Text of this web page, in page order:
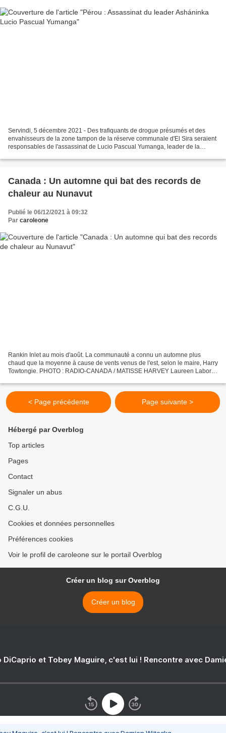
Servindi, 5 décembre 2021 - Des trafiquants de drogue présumés et des
envahisseurs de la zone tampon de la réserve communale d'El Sira seraient
responsables de l'assassinat de Lucio Pascual Yumanga, leader de la
Canada : Un automne qui bat des records de
chaleur au Nunavut
Publié le 06/12/2021 à 09:32
Par caroleone
Rankin Inlet au mois d'août. La communauté a connu un automne plus
chaud que la moyenne à cause de vents venus de l'est, selon le maire, Harry
Towtongie. PHOTO : RADIO-CANADA / MATISSE HARVEY Laureen Laboret
< Page précédente Page suivante >
Hébergé par Overblog
Top articles
Pages
Contact
Signaler un abus
C.G.U.
Cookies et données personnelles
Préférences cookies
Voir le profil de caroleone sur le portail Overblog
Créer un blog sur Overblog
Créer un blog
DiCaprio et Tobey Maguire, c'est lui ! Rencontre avec